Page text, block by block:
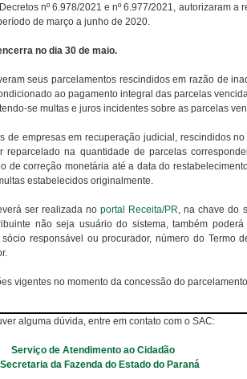
nº 6.978/2021 e nº 6.977/2021, autorizaram
de março a junho de 2020.
no dia 30 de maio.
seus parcelamentos rescindidos em razão de
ao pagamento integral das parcelas
se multas e juros incidentes sobre as parcelas
de empresas em recuperação judicial, rescindidos
na quantidade de parcelas
de correção monetária até a data do
estabelecidos originalmente.
ser realizada noportal Receita/PR, na chave do
não seja usuário do sistema, também
responsável ou procurador, número do Termo
vigentes no momento da concessão do
alguma dúvida, entre em contato com o SAC:
Serviço de Atendimento ao Cidadão
da Fazenda do Estado do Paraná